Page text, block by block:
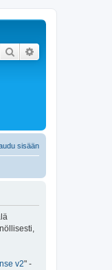
Etsi
sisään
v2" -